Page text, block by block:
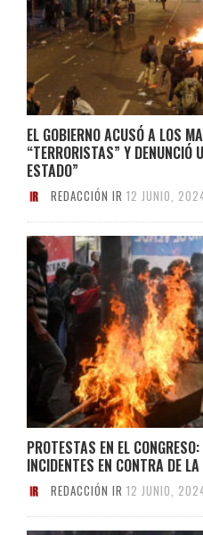
EL GOBIERNO ACUSÓ A LOS
“TERRORISTAS” Y DENUNCIÓ
ESTADO”
REDACCIÓN IR 12 JUNIO,
PROTESTAS EN EL
INCIDENTES EN CONTRA DE
REDACCIÓN IR 12 JUNIO,